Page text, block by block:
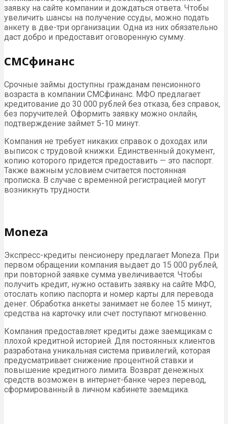
заявку на сайте компании и дождаться ответа. Чтобы
увеличить шансы на получение ссуды, можно подать
анкету в две-три организации. Одна из них обязательно
даст добро и предоставит оговоренную сумму.
СМСфинанс
Срочные займы доступны гражданам пенсионного
возраста в компании СМСфинанс. МФО предлагает
кредитование до 30 000 рублей без отказа, без справок,
без поручителей. Оформить заявку можно онлайн,
подтверждение займет 5-10 минут.
Компания не требует никаких справок о доходах или
выписок с трудовой книжки. Единственный документ,
копию которого придется предоставить — это паспорт.
Также важным условием считается постоянная
прописка. В случае с временной регистрацией могут
возникнуть трудности.
Moneza
Экспресс-кредиты пенсионеру предлагает Moneza. При
первом обращении компания выдает до 15 000 рублей,
при повторной заявке сумма увеличивается. Чтобы
получить кредит, нужно оставить заявку на сайте МФО,
отослать копию паспорта и номер карты для перевода
денег. Обработка анкеты занимает не более 15 минут,
средства на карточку или счет поступают мгновенно.
Компания предоставляет кредиты даже заемщикам с
плохой кредитной историей. Для постоянных клиентов
разработана уникальная система привилегий, которая
предусматривает снижение процентной ставки и
повышение кредитного лимита. Возврат денежных
средств возможен в интернет-банке через перевод,
сформированный в личном кабинете заемщика.